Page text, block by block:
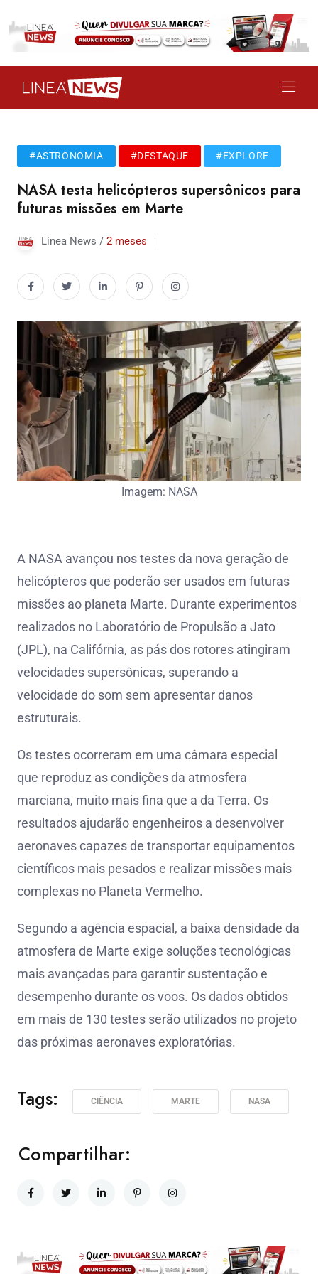
#ASTRONOMIA #DESTAQUE #EXPLORE
NASA testa helicópteros supersônicos para
futuras missões em Marte
Linea News / 2 meses
Imagem: NASA
A NASA avançou nos testes da nova geração de
helicópteros que poderão ser usados em futuras
missões ao planeta Marte. Durante experimentos
realizados no Laboratório de Propulsão a Jato
(JPL), na Califórnia, as pás dos rotores atingiram
velocidades supersônicas, superando a
velocidade do som sem apresentar danos
estruturais.
Os testes ocorreram em uma câmara especial
que reproduz as condições da atmosfera
marciana, muito mais fina que a da Terra. Os
resultados ajudarão engenheiros a desenvolver
aeronaves capazes de transportar equipamentos
científicos mais pesados e realizar missões mais
complexas no Planeta Vermelho.
Segundo a agência espacial, a baixa densidade da
atmosfera de Marte exige soluções tecnológicas
mais avançadas para garantir sustentação e
desempenho durante os voos. Os dados obtidos
em mais de 130 testes serão utilizados no projeto
das próximas aeronaves exploratórias.
Tags: CIÊNCIA MARTE NASA
Compartilhar: